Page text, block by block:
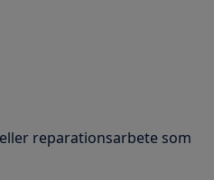
reparationsarbete som